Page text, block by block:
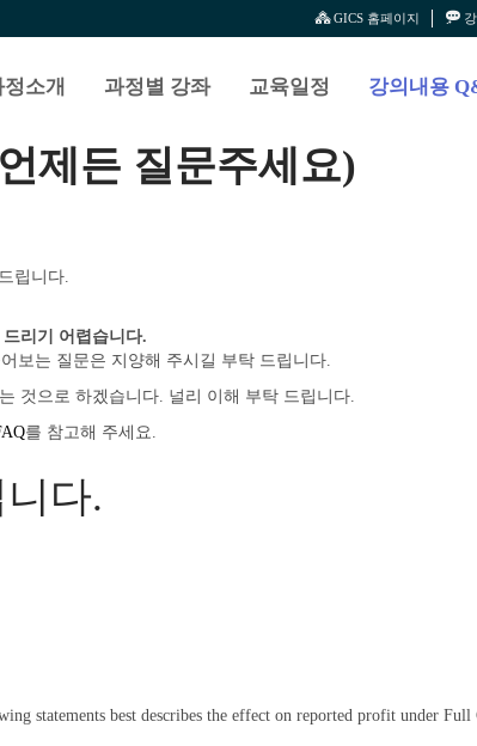
GICS 홈페이지
정소개 과정별 강좌 교육일정 강의내용
제든 질문주세요)
립니다.
리기 어렵습니다.
보는 질문은 지양해 주시길 부탁 드립니다.
것으로 하겠습니다. 널리 이해 부탁 드립니다.
를 참고해 주세요.
다.
statements best describes the effect on reported profit under Full